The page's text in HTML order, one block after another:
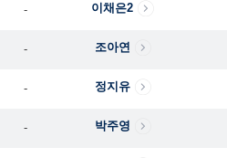
- 이채은2
- 조아연
- 정지유
- 박주영